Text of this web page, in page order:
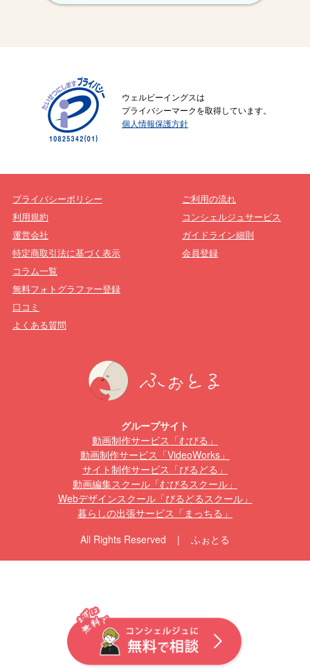
ウェルビーイングスは
プライバシーマークを取得しています。
個人情報保護方針
プライバシーポリシー
利用規約
運営会社
特定商取引法に基づく表示
ご利用の流れ
コンシェルジュサービス
ガイドライン細則
会員登録
コラム一覧
無料フォトグラファー登録
口コミ
よくある質問
グループサイト
動画制作サービス「むびる」
動画制作サービス「VideoWorks」
サイト制作サービス「びるどる」
動画編集スクール「むびるスクール」
Webデザインスクール「びるどるスクール」
暮らしの出張サービス「まっちる」
All Rights Reserved | ふぉとる